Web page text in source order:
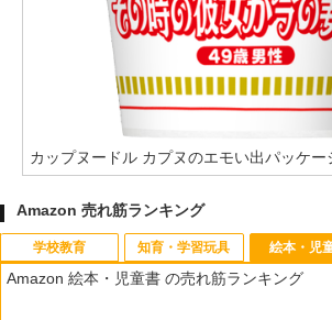
カップヌードル カプヌのエモい出パッケー
Amazon 売れ筋ランキング
学校教育 知育・学習玩具 絵本・児
Amazon 絵本・児童書 の売れ筋ランキング